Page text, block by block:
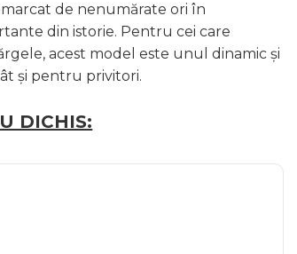
de nenumărate ori în
din istorie. Pentru cei care
acest model este unul dinamic și
și pentru privitori.
DICHIS: